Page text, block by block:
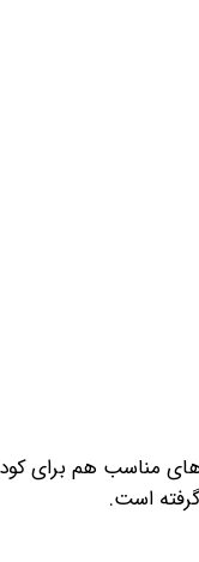
مناسب هم برای
است.